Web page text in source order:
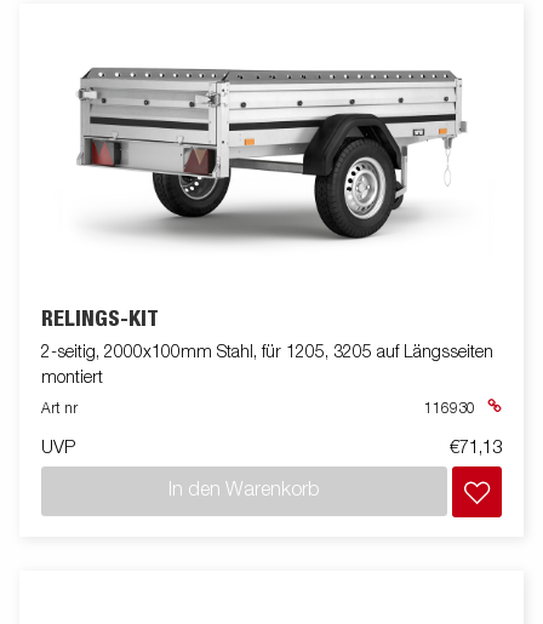
RELINGS-KIT
2-seitig, 2000x100mm Stahl, für 1205, 3205 auf Längsseiten
montiert
Art nr 116930
UVP €71,13
In den Warenkorb